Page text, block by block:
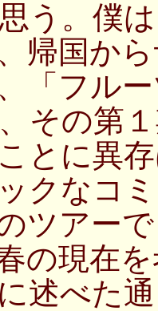
う。僕
帰国か
「フル
その第
とに異
クなコ
ツアー
の現在
述べた